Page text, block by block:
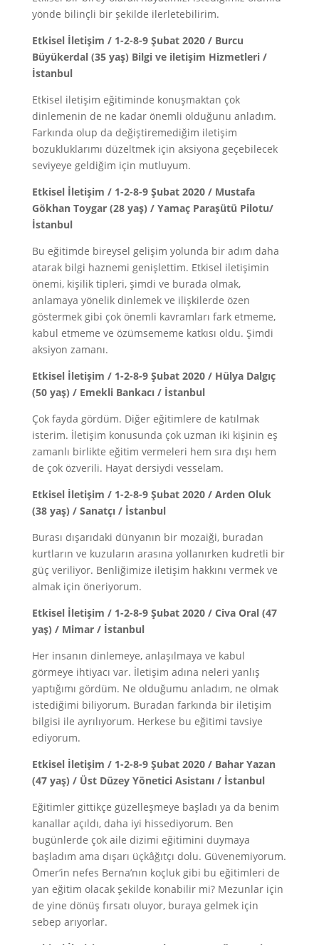
yönde bilinçli bir şekilde ilerletebilirim.
Etkisel İletişim / 1-2-8-9 Şubat 2020 / Burcu
Büyükerdal (35 yaş) Bilgi ve iletişim Hizmetleri /
İstanbul
Etkisel iletişim eğitiminde konuşmaktan çok
dinlemenin de ne kadar önemli olduğunu anladım.
Farkında olup da değiştiremediğim iletişim
bozukluklarımı düzeltmek için aksiyona geçebilecek
seviyeye geldiğim için mutluyum.
Etkisel İletişim / 1-2-8-9 Şubat 2020 / Mustafa
Gökhan Toygar (28 yaş) / Yamaç Paraşütü Pilotu/
İstanbul
Bu eğitimde bireysel gelişim yolunda bir adım daha
atarak bilgi haznemi genişlettim. Etkisel iletişimin
önemi, kişilik tipleri, şimdi ve burada olmak,
anlamaya yönelik dinlemek ve ilişkilerde özen
göstermek gibi çok önemli kavramları fark etmeme,
kabul etmeme ve özümsememe katkısı oldu. Şimdi
aksiyon zamanı.
Etkisel İletişim / 1-2-8-9 Şubat 2020 / Hülya Dalgıç
(50 yaş) / Emekli Bankacı / İstanbul
Çok fayda gördüm. Diğer eğitimlere de katılmak
isterim. İletişim konusunda çok uzman iki kişinin eş
zamanlı birlikte eğitim vermeleri hem sıra dışı hem
de çok özverili. Hayat dersiydi vesselam.
Etkisel İletişim / 1-2-8-9 Şubat 2020 / Arden Oluk
(38 yaş) / Sanatçı / İstanbul
Burası dışarıdaki dünyanın bir mozaiği, buradan
kurtların ve kuzuların arasına yollanırken kudretli bir
güç veriliyor. Benliğimize iletişim hakkını vermek ve
almak için öneriyorum.
Etkisel İletişim / 1-2-8-9 Şubat 2020 / Civa Oral (47
yaş) / Mimar / İstanbul
Her insanın dinlemeye, anlaşılmaya ve kabul
görmeye ihtiyacı var. İletişim adına neleri yanlış
yaptığımı gördüm. Ne olduğumu anladım, ne olmak
istediğimi biliyorum. Buradan farkında bir iletişim
bilgisi ile ayrılıyorum. Herkese bu eğitimi tavsiye
ediyorum.
Etkisel İletişim / 1-2-8-9 Şubat 2020 / Bahar Yazan
(47 yaş) / Üst Düzey Yönetici Asistanı / İstanbul
Eğitimler gittikçe güzelleşmeye başladı ya da benim
kanallar açıldı, daha iyi hissediyorum. Ben
bugünlerde çok aile dizimi eğitimini duymaya
başladım ama dışarı üçkâğıtçı dolu. Güvenemiyorum.
Ömer’in nefes Berna’nın koçluk gibi bu eğitimleri de
yan eğitim olacak şekilde konabilir mi? Mezunlar için
de yine dönüş fırsatı oluyor, buraya gelmek için
sebep arıyorlar.